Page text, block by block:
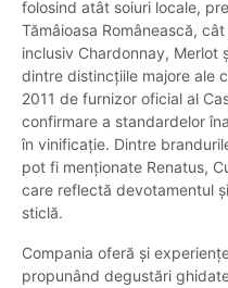
folosind atât soiuri locale,
Tămâioasa Românească,
inclusiv Chardonnay, Merlot
dintre distincțiile majore ale
2011 de furnizor oficial al
confirmare a standardelor
în vinificație. Dintre
pot fi menționate Renatus,
care reflectă devotamentul
sticlă.
Compania oferă și
propunând degustări